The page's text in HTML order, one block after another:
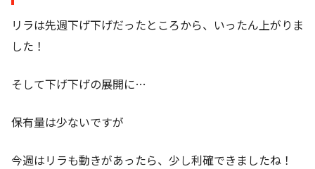
リラは先週下げ下げだったところから、いったん上がりま
した！
そして下げ下げの展開に…
保有量は少ないですが
今週はリラも動きがあったら、少し利確できましたね！